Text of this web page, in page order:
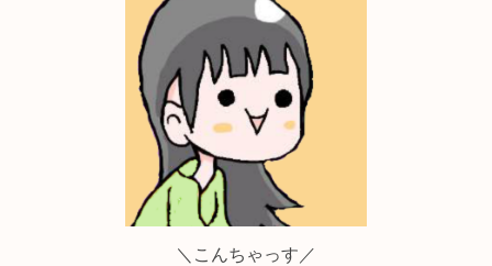
＼こんちゃっす／